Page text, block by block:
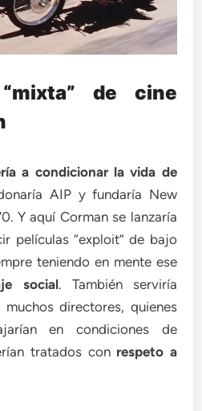
de cine
a condicionar la vida de
AIP y fundaría New
Y aquí Corman se lanzaría
películas “exploit” de bajo
teniendo en mente ese
social. También serviría
directores, quienes
en condiciones de
tratados con respeto a